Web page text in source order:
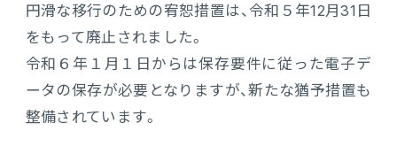
円滑な移行のための宥恕措置は、令和５年12月31日
をもって廃止されました。
令和６年１月１日からは保存要件に従った電子デ
ータの保存が必要となりますが、新たな猶予措置も
整備されています。